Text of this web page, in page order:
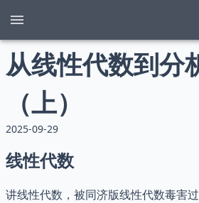
从线性代数到分
（上）
2025-09-29
线性代数
讲线性代数，被同济版线性代数毒害